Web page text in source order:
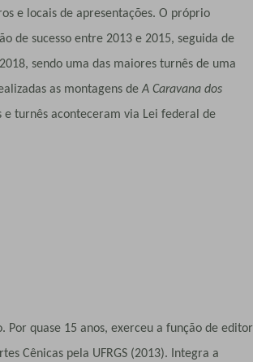
e locais de apresentações. O próprio
de sucesso entre 2013 e 2015, seguida de
sendo uma das maiores turnês de uma
as montagens deA Caravana dos
e turnês aconteceram via Lei federal de
quase 15 anos, exerceu a função de editor
Cênicas pela UFRGS (2013). Integra a